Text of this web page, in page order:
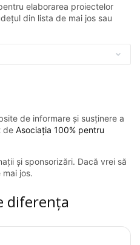
elaborarea proiectelor
din lista de mai jos sau
de informare și susținere a
de Asociația 100% pentru
și sponsorizări. Dacă vrei să
jos.
diferența